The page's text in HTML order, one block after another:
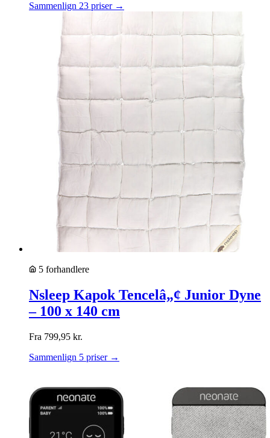
Sammenlign 23 priser →
5 forhandlere
Nsleep Kapok Tencelâ„¢ Junior Dyne
– 100 x 140 cm
Fra 799,95 kr.
Sammenlign 5 priser →